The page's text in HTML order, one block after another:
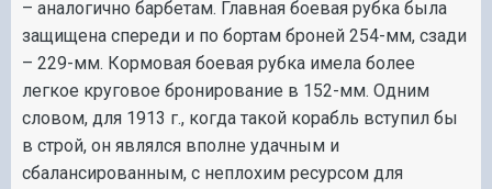
– аналогично барбетам. Главная боевая рубка была
защищена спереди и по бортам броней 254-мм, сзади
– 229-мм. Кормовая боевая рубка имела более
легкое круговое бронирование в 152-мм. Одним
словом, для 1913 г., когда такой корабль вступил бы
в строй, он являлся вполне удачным и
сбалансированным, с неплохим ресурсом для